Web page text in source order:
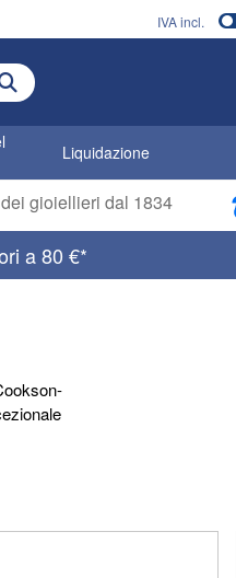
IVA incl.
Liquidazione
gioiellieri dal 1834
a 80 €*